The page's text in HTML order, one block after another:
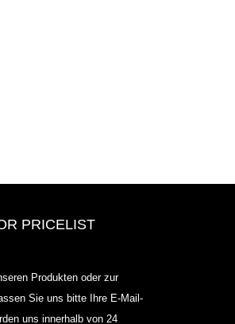
PRICELIST
Produkten oder zur
Sie uns bitte Ihre E-Mail-
uns innerhalb von 24